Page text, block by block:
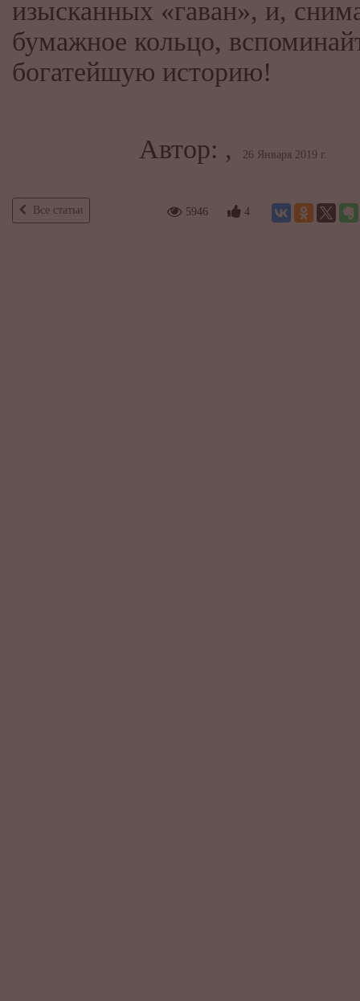
изысканных «гаван», и,
бумажное кольцо,
богатейшую историю!
Автор: , 26 Января 2019 г.
Все статьи 5946 4